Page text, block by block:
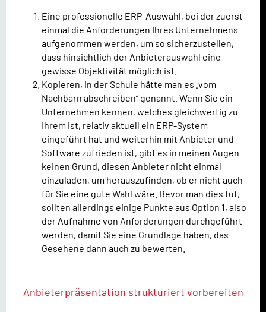
Eine professionelle ERP-Auswahl, bei der zuerst
einmal die Anforderungen Ihres Unternehmens
aufgenommen werden, um so sicherzustellen,
dass hinsichtlich der Anbieterauswahl eine
gewisse Objektivität möglich ist.
Kopieren, in der Schule hätte man es „vom
Nachbarn abschreiben“ genannt. Wenn Sie ein
Unternehmen kennen, welches gleichwertig zu
Ihrem ist, relativ aktuell ein ERP-System
eingeführt hat und weiterhin mit Anbieter und
Software zufrieden ist, gibt es in meinen Augen
keinen Grund, diesen Anbieter nicht einmal
einzuladen, um herauszufinden, ob er nicht auch
für Sie eine gute Wahl wäre. Bevor man dies tut,
sollten allerdings einige Punkte aus Option 1, also
der Aufnahme von Anforderungen durchgeführt
werden, damit Sie eine Grundlage haben, das
Gesehene dann auch zu bewerten.
Anbieterpräsentation strukturiert vorbereiten